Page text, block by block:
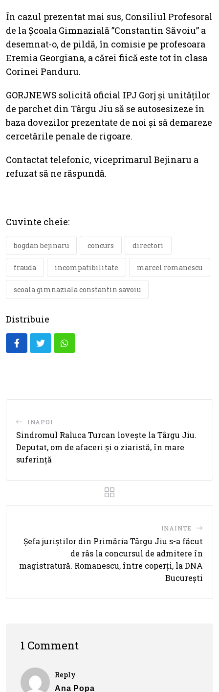
În cazul prezentat mai sus, Consiliul Profesoral
de la Școala Gimnazială ”Constantin Săvoiu” a
desemnat-o, de pildă, în comisie pe profesoara
Eremia Georgiana, a cărei fiică este tot în clasa
Corinei Panduru.
GORJNEWS solicită oficial IPJ Gorj și unităților
de parchet din Târgu Jiu să se autosesizeze în
baza dovezilor prezentate de noi și să demareze
cercetările penale de rigoare.
Contactat telefonic, viceprimarul Bejinaru a
refuzat să ne răspundă.
Cuvinte cheie:
bogdan bejinaru concurs directori
frauda incompatibilitate marcel romanescu
scoala gimnaziala constantin savoiu
Distribuie
Whatsapp
INAPOI
Sindromul Raluca Turcan lovește la Târgu Jiu.
Deputat, om de afaceri și o ziaristă, în mare
suferință
INAINTE
Șefa juriștilor din Primăria Târgu Jiu s-a făcut
de râs la concursul de admitere în
magistratură. Romanescu, între coperți, la DNA
București
1 Comment
Reply
Ana Popa